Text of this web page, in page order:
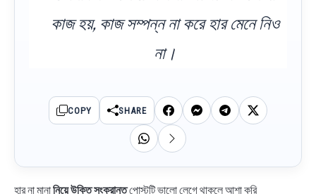
কাজ হয়, কাজ সম্পন্ন না করে হার মেনে নিও
না।
COPY SHARE
হার না মানানিয়ে উক্তি সংক্রান্তপোস্টটি ভালো লেগে থাকলে আশা করি